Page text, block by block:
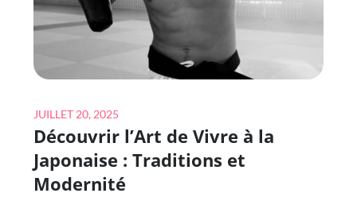
Posted
on
JUILLET 20, 2025
Découvrir l’Art de Vivre à la
Japonaise : Traditions et
Modernité